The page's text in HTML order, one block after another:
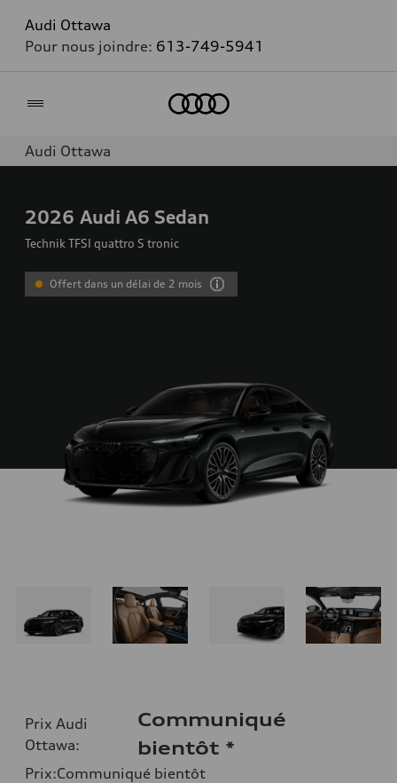
Audi Ottawa
Pour nous joindre: 613-749-5941
Audi Ottawa
2026 Audi A6 Sedan
Technik TFSI quattro S tronic
Offert dans un délai de 2 mois
Prix Audi
Ottawa:
Communiqué
bientôt *
Prix:Communiqué bientôt